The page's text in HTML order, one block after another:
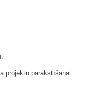
projektu parakstīšanai.